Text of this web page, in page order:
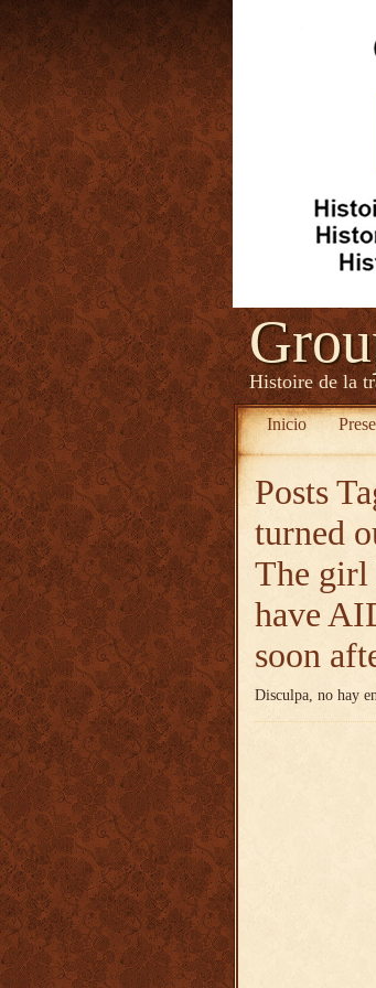
Histoire de la
Inicio
Posts
turned
The girl
have
soon
Disculpa, no hay